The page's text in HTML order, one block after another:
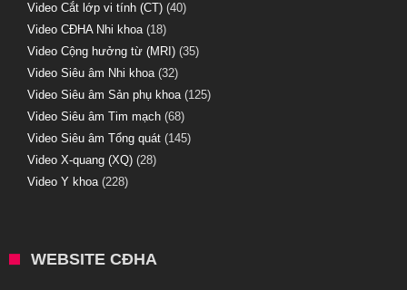
Video Cắt lớp vi tính (CT) (40)
Video CĐHA Nhi khoa(18)
Video Cộng hưởng từ (MRI) (35)
Video Siêu âm Nhi khoa(32)
Video Siêu âm Sản phụ khoa(125)
Video Siêu âm Tim mạch (68)
Video Siêu âm Tổng quát (145)
Video X-quang (XQ) (28)
Video Y khoa(228)
WEBSITE CĐHA